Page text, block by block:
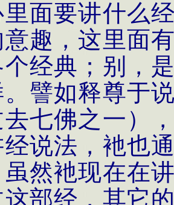
面要讲什么
意趣，这里面
经典；别，
譬如释尊于
去七佛之一）
说法，衪也
然衪现在在
部经，其它